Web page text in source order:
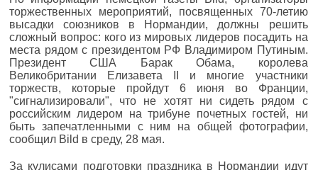
торжественных мероприятий, посвященных 70-летию
высадки союзников в Нормандии, должны решить
сложный вопрос: кого из мировых лидеров посадить на
места рядом с президентом РФ Владимиром Путиным.
Президент США Барак Обама, королева
Великобритании Елизавета II и многие участники
торжеств, которые пройдут 6 июня во Франции,
"сигнализировали", что не хотят ни сидеть рядом с
российским лидером на трибуне почетных гостей, ни
быть запечатленными с ним на общей фотографии,
сообщил Bild в среду, 28 мая.
За кулисами подготовки праздника в Нормандии идут